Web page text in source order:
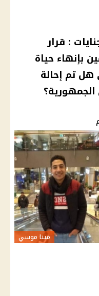
: قرار
بإنهاء حياة
تم إحالة
مينا موسي